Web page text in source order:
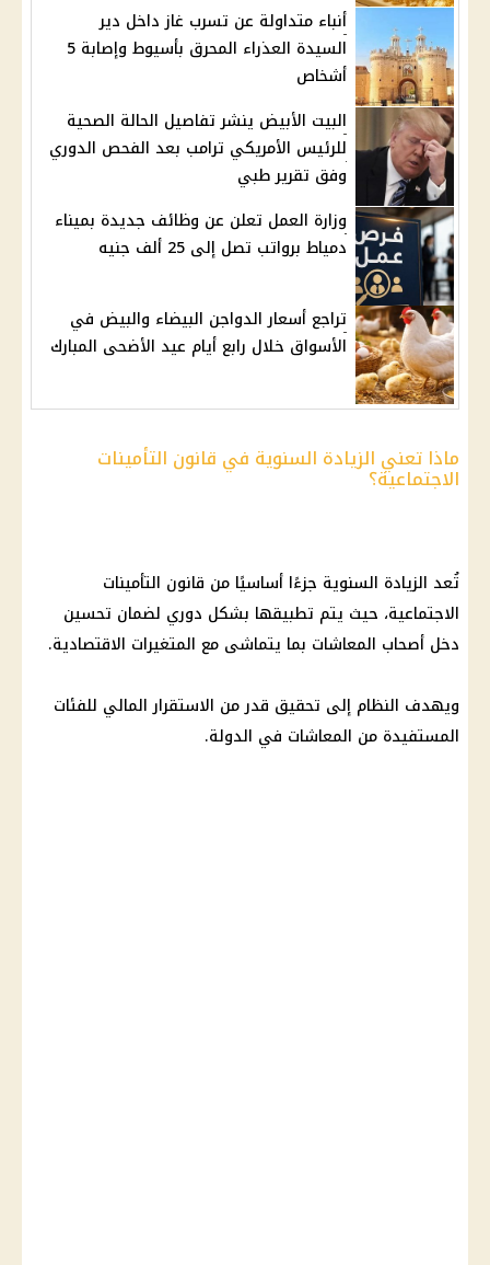
أنباء متداولة عن تسرب غاز داخل دير
السيدة العذراء المحرق بأسيوط وإصابة 5
أشخاص
البيت الأبيض ينشر تفاصيل الحالة الصحية
للرئيس الأمريكي ترامب بعد الفحص الدوري
وفق تقرير طبي
وزارة العمل تعلن عن وظائف جديدة بميناء
دمياط برواتب تصل إلى 25 ألف جنيه
تراجع أسعار الدواجن البيضاء والبيض في
الأسواق خلال رابع أيام عيد الأضحى المبارك
ماذا تعني الزيادة السنوية في قانون التأمينات
الاجتماعية؟
تُعد الزيادة السنوية جزءًا أساسيًا من قانون التأمينات
الاجتماعية، حيث يتم تطبيقها بشكل دوري لضمان تحسين
دخل أصحاب المعاشات بما يتماشى مع المتغيرات الاقتصادية.
ويهدف النظام إلى تحقيق قدر من الاستقرار المالي للفئات
المستفيدة من المعاشات في الدولة.